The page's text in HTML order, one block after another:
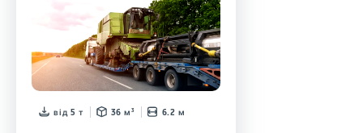
від 5 т 36 м³ 6.2 м